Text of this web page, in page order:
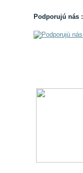
Podporujú nás :